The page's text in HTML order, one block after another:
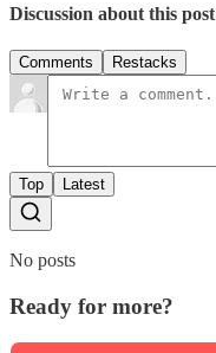
Discussion about this post
Comments Restacks
Top Latest
No posts
Ready for more?